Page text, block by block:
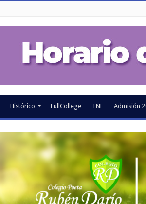
Histórico FullCollege TNE Admisión